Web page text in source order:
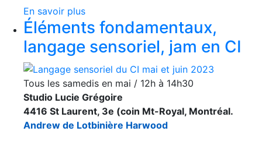
En savoir plus
Éléments fondamentaux,
langage sensoriel, jam en CI
Tous les samedis en mai / 12h à 14h30
Studio Lucie Grégoire
4416 St Laurent, 3e (coin Mt-Royal, Montréal.
Andrew de Lotbinière Harwood